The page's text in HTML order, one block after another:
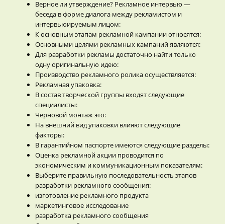
Верное ли утверждение? Рекламное интервью —
беседа в форме диалога между рекламистом и
интервьюируемым лицом:
К основным этапам рекламной кампании относятся:
Основными целями рекламных кампаний являются:
Для разработки рекламы достаточно найти только
одну оригинальную идею:
Производство рекламного ролика осуществляется:
Рекламная упаковка:
В состав творческой группы входят следующие
специалисты:
Черновой монтаж это:
На внешний вид упаковки влияют следующие
факторы:
В гарантийном паспорте имеются следующие разделы:
Оценка рекламной акции проводится по
экономическим и коммуникационным показателям:
Выберите правильную последовательность этапов
разработки рекламного сообщения:
изготовление рекламного продукта
маркетинговое исследование
разработка рекламного сообщения